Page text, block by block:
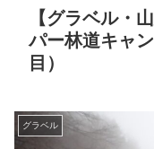
【グラベル・
パー林道キャ
目）
グラベル